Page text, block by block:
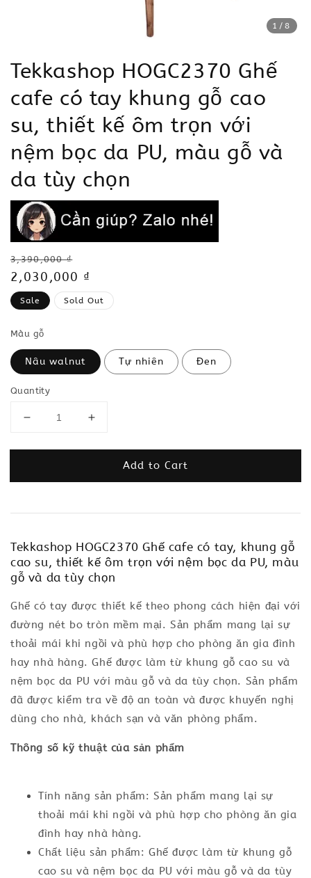
1 /8
Tekkashop HOGC2370 Ghế
cafe có tay khung gỗ cao
su, thiết kế ôm trọn với
nệm bọc da PU, màu gỗ và
da tùy chọn
Regular
price
3,390,000 ₫
Sale
price
2,030,000 ₫
Sale Sold Out
Màu gỗ
Nâu walnut Tự nhiên Đen
Quantity
Add to Cart
Tekkashop HOGC2370 Ghế cafe có tay, khung gỗ
cao su, thiết kế ôm trọn với nệm bọc da PU, màu
gỗ và da tùy chọn
Ghế có tay được thiết kế theo phong cách hiện đại với
đường nét bo tròn mềm mại. Sản phẩm mang lại sự
thoải mái khi ngồi và phù hợp cho phòng ăn gia đình
hay nhà hàng. Ghế được làm từ khung gỗ cao su và
nệm bọc da PU với màu gỗ và da tùy chọn. Sản phẩm
đã được kiểm tra về độ an toàn và được khuyến nghị
dùng cho nhà, khách sạn và văn phòng phẩm.
Thông số kỹ thuật của sản phẩm
Tính năng sản phẩm: Sản phẩm mang lại sự
thoải mái khi ngồi và phù hợp cho phòng ăn gia
đình hay nhà hàng.
Chất liệu sản phẩm: Ghế được làm từ khung gỗ
cao su và nệm bọc da PU với màu gỗ và da tùy